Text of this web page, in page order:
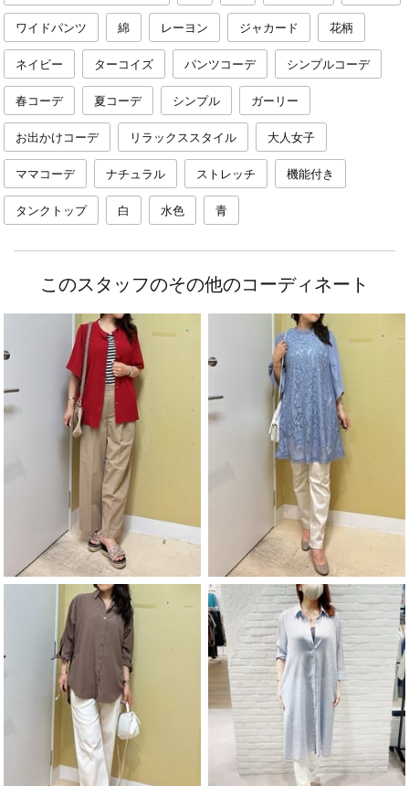
ワイドパンツ 綿 レーヨン ジャカード 花柄
ネイビー ターコイズ パンツコーデ シンプルコーデ
春コーデ 夏コーデ シンプル ガーリー
お出かけコーデ リラックススタイル 大人女子
ママコーデ ナチュラル ストレッチ 機能付き
タンクトップ 白 水色 青
このスタッフのその他のコーディネート